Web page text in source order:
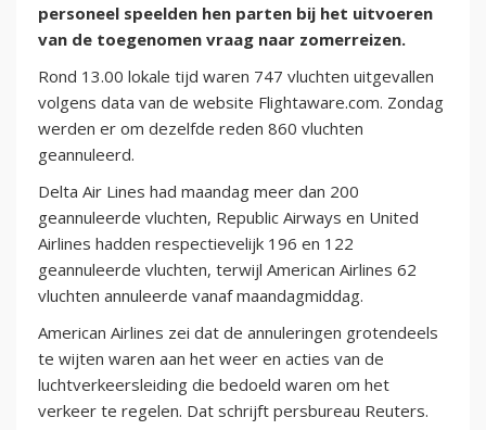
personeel speelden hen parten bij het uitvoeren
van de toegenomen vraag naar zomerreizen.
Rond 13.00 lokale tijd waren 747 vluchten uitgevallen
volgens data van de website Flightaware.com. Zondag
werden er om dezelfde reden 860 vluchten
geannuleerd.
Delta Air Lines had maandag meer dan 200
geannuleerde vluchten, Republic Airways en United
Airlines hadden respectievelijk 196 en 122
geannuleerde vluchten, terwijl American Airlines 62
vluchten annuleerde vanaf maandagmiddag.
American Airlines zei dat de annuleringen grotendeels
te wijten waren aan het weer en acties van de
luchtverkeersleiding die bedoeld waren om het
verkeer te regelen. Dat schrijft persbureau Reuters.